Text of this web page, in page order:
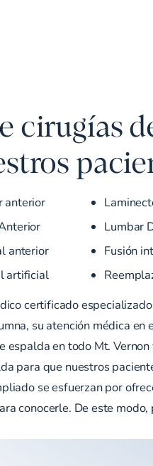
cirugías
anterior
anterior
artificial
Lumbar
Fusión
certificado
su atención médica
espalda en todo Mt.
para que nuestros
se esfuerzan por
conocerle. De este